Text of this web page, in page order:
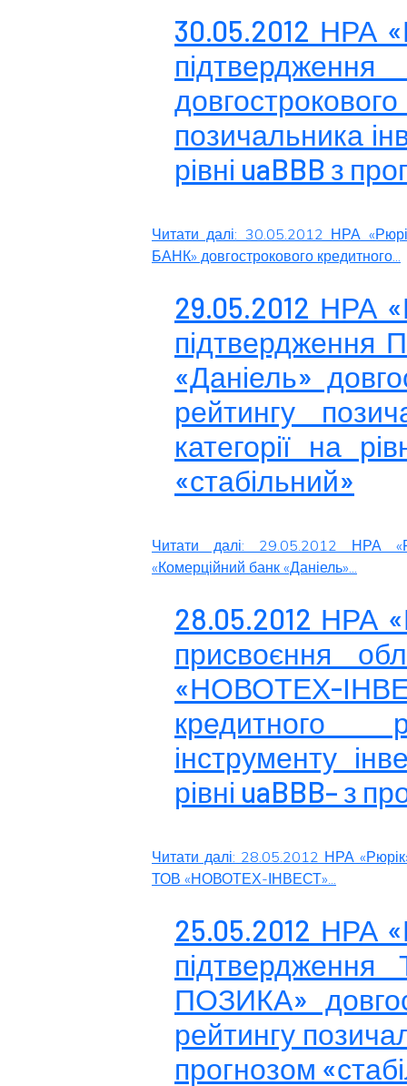
30.05.2012 НРА
позичальника
рівні uaBBB з
Читати далі: 30.05.2012 НРА
БАНК» довгострокового кредитного...
29.05.2012 НРА
підтвердження
«Даніель»
рейтингу
категорії на
«стабільний»
Читати далі: 29.05.2012 НРА
«Комерційний банк «Даніель»...
28.05.2012 НРА
присвоєння
«НОВОТЕХ-
кредитного
інструменту
рівні uaBBB– з
Читати далі: 28.05.2012 НРА
ТОВ «НОВОТЕХ-ІНВЕСТ»...
25.05.2012 НРА
ПОЗИКА»
рейтингу
прогнозом